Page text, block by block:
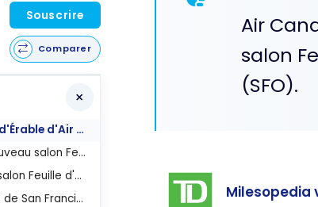
Air
salon
(SFO).
Milesopedia
Souscrire
Comparer
Nouveau salon Feuille d'Érable d'Air Canada
Caractéristiques du nouveau salon Feuille d'érable à SFO
Comment accéder au salon Feuille d'érable de SFO
L'aéroport international de San Francisco